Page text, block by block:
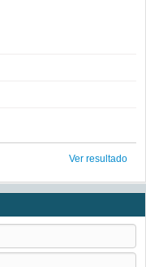
Ver resultado